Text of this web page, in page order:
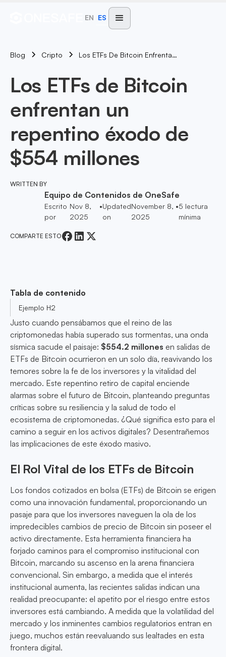
EN ES
Blog Cripto Los ETFs De Bitcoin Enfrentan Un Repentino Éxodo De $554 Millones
Los ETFs de Bitcoin
enfrentan un
repentino éxodo de
$554 millones
WRITTEN BY
Equipo de Contenidos de OneSafe
Escrito
por
Nov 8,
2025
•Updated
on
November 8,
2025
•5 lectura
mínima
COMPARTE ESTO
Tabla de contenido
Ejemplo H2
Justo cuando pensábamos que el reino de las
criptomonedas había superado sus tormentas, una onda
sísmica sacude el paisaje: $554.2 millones en salidas de
ETFs de Bitcoin ocurrieron en un solo día, reavivando los
temores sobre la fe de los inversores y la vitalidad del
mercado. Este repentino retiro de capital enciende
alarmas sobre el futuro de Bitcoin, planteando preguntas
críticas sobre su resiliencia y la salud de todo el
ecosistema de criptomonedas. ¿Qué significa esto para el
camino a seguir en los activos digitales? Desentrañemos
las implicaciones de este éxodo masivo.
El Rol Vital de los ETFs de Bitcoin
Los fondos cotizados en bolsa (ETFs) de Bitcoin se erigen
como una innovación fundamental, proporcionando un
pasaje para que los inversores naveguen la ola de los
impredecibles cambios de precio de Bitcoin sin poseer el
activo directamente. Esta herramienta financiera ha
forjado caminos para el compromiso institucional con
Bitcoin, marcando su ascenso en la arena financiera
convencional. Sin embargo, a medida que el interés
institucional aumenta, las recientes salidas indican una
realidad preocupante: el apetito por el riesgo entre estos
inversores está cambiando. A medida que la volatilidad del
mercado y los inminentes cambios regulatorios entran en
juego, muchos están reevaluando sus lealtades en esta
frontera digital.